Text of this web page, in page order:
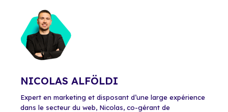
NICOLAS ALFÖLDI
Expert en marketing et disposant d’une large expérience
dans le secteur du web, Nicolas, co-gérant de